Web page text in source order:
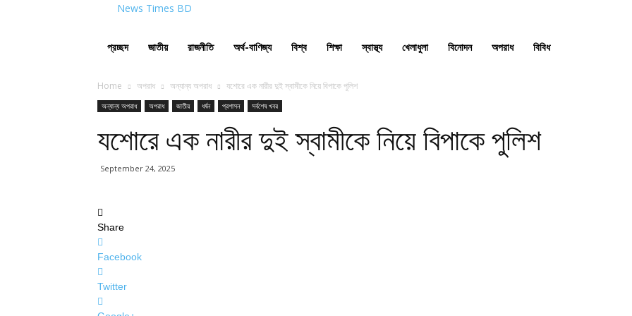
News Times BD
প্রচ্ছদ জাতীয় রাজনীতি অর্থ-বাণিজ্য বিশ্ব শিক্ষা স্বাস্থ্য খেলাধুলা বিনোদন অপরাধ বিবিধ
Home অপরাধ অন্যান্য অপরাধ যশোরে এক নারীর দুই স্বামীকে নিয়ে বিপাকে পুলিশ
অন্যান্য অপরাধ অপরাধ জাতীয় ধর্ষন প্রশাসন সর্বশেষ খবর
যশোরে এক নারীর দুই স্বামীকে নিয়ে বিপাকে পুলিশ
September 24, 2025
Share
Facebook
Twitter